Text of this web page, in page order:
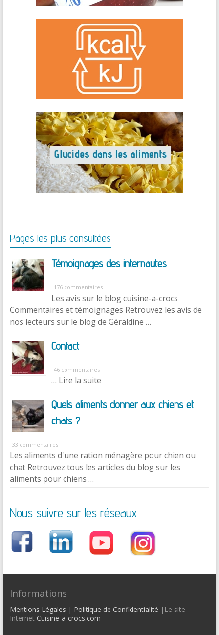
Pages les plus consultées
Témoignages des internautes
176 commentaires
Les avis sur le blog cuisine-a-crocs
Commentaires et témoignages Retrouvez les avis de
nos lecteurs sur le blog de Géraldine …
Contact
46 commentaires
… Lire la suite
Quels aliments donner aux chiens et
chats ?
33 commentaires
Les aliments d'une ration ménagère pour chien ou
chat Retrouvez tous les articles du blog sur les
aliments pour chiens …
Nous suivre sur les réseaux
Informations
Mentions Légales | Politique de Confidentialité |Le site
Internet Cuisine-a-crocs.com